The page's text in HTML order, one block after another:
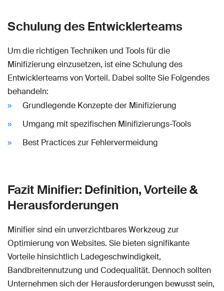
Schulung des Entwicklerteams
Um die richtigen Techniken und Tools für die
Minifizierung einzusetzen, ist eine Schulung des
Entwicklerteams von Vorteil. Dabei sollte Sie Folgendes
behandeln:
Grundlegende Konzepte der Minifizierung
Umgang mit spezifischen Minifizierungs-Tools
Best Practices zur Fehlervermeidung
Fazit Minifier: Definition, Vorteile &
Herausforderungen
Minifier sind ein unverzichtbares Werkzeug zur
Optimierung von Websites. Sie bieten signifikante
Vorteile hinsichtlich Ladegeschwindigkeit,
Bandbreitennutzung und Codequalität. Dennoch sollten
Unternehmen sich der Herausforderungen bewusst sein,